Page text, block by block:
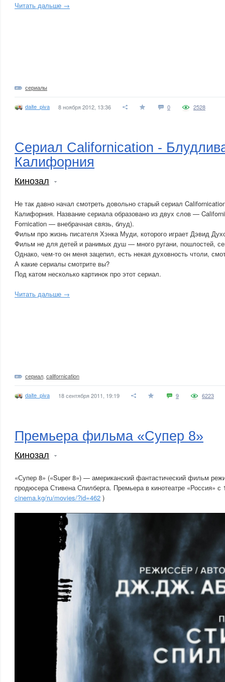
Читать дальше →
сериалы
daite_piva 8 ноября 2012, 13:36 0 2528
Сериал Californication -
Калифорния
Кинозал
Не так давно начал смотреть довольно старый сериал
Калифорния. Название сериала образовано из двух слов —
Fornication — внебрачная связь, блуд).
Фильм про жизнь писателя Хэнка Муди, которого играет Дэвид
Фильм не для детей и ранимых душ — много ругани, пошлостей,
Однако, чем-то он меня зацепил, есть некая духовность чтоли,
А какие сериалы смотрите вы?
Под катом несколько картинок про этот сериал.
Читать дальше →
сериал californication
daite_piva 18 сентября 2011, 19:19 9 6223
Премьера фильма «Супер 8»
Кинозал
«Супер 8» («Super 8») — американский фантастический фильм
продюсера Стивена Спилберга. Премьера в кинотеатре «Россия» с
cinema.kg/ru/movies/?id=462 )